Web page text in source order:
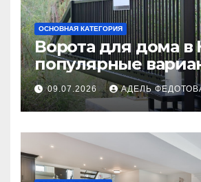
ОСНОВНАЯ КАТЕГОРИЯ
Ворота для дома в
популярные
особенности
09.07.2026 АДЕЛЬ